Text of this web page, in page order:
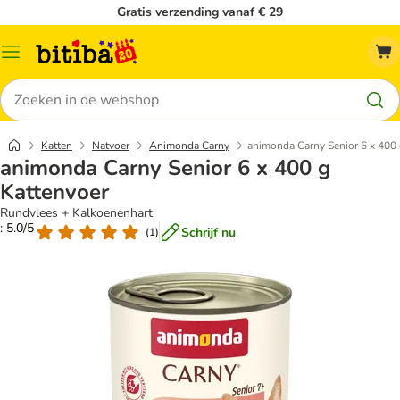
Gratis verzending vanaf € 29
Catalogusmenu
Zoeken
Katten Natvoer Animonda Carny animonda Carny Senior 6 x
animonda Carny Senior 6 x 400 g
Kattenvoer
Rundvlees + Kalkoenenhart
: 5.0/5
(1) Schrijf nu